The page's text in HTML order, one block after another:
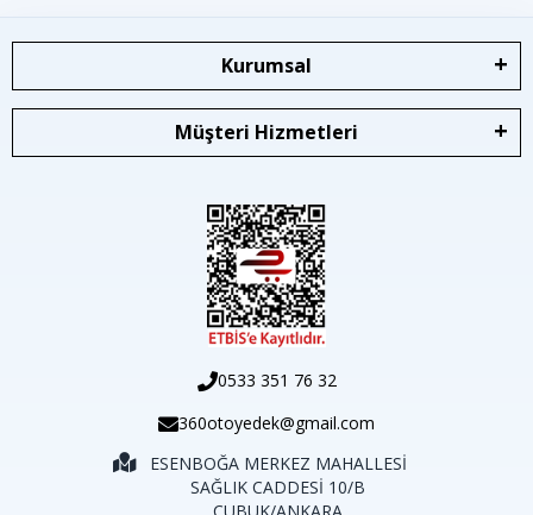
Kurumsal
Müşteri Hizmetleri
0533 351 76 32
360otoyedek@gmail.com
ESENBOĞA MERKEZ MAHALLESİ
SAĞLIK CADDESİ 10/B